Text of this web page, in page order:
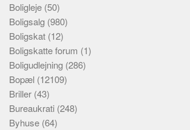
Boligleje (50)
Boligsalg (980)
Boligskat (12)
Boligskatte forum (1)
Boligudlejning (286)
Bopæl (12109)
Briller (43)
Bureaukrati (248)
Byhuse (64)